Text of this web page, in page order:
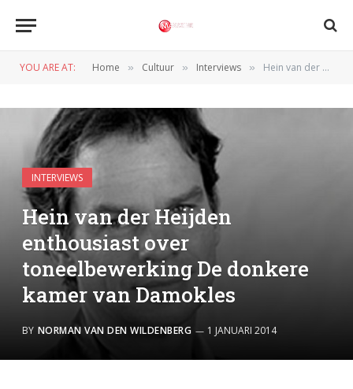
YOU ARE AT: Home » Cultuur » Interviews » Hein van der Heijden enthousiast over toneelbewerking De donkere kamer van Damokles
INTERVIEWS
Hein van der Heijden
enthousiast over
toneelbewerking De donkere
kamer van Damokles
BY NORMAN VAN DEN WILDENBERG 1 JANUARI 2014